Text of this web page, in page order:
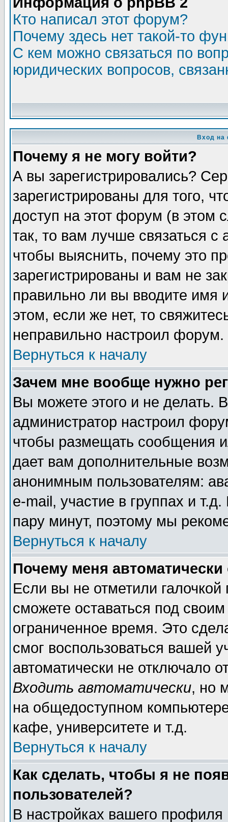
Кто написал этот форум?
Почему здесь нет такой-то
С кем можно связаться по
юридических вопросов,
Вход на
Почему я не могу войти?
А вы зарегистрировались?
зарегистрированы для того,
доступ на этот форум (в этом
так, то вам лучше связаться
чтобы выяснить, почему это
зарегистрированы и вам не
правильно ли вы вводите
этом, если же нет, то
неправильно настроил форум.
Вернуться к началу
Зачем мне вообще нужно
Вы можете этого и не делать.
администратор настроил
чтобы размещать сообщения
дает вам дополнительные
анонимным пользователям:
e-mail, участие в группах и
пару минут, поэтому мы
Вернуться к началу
Почему меня автоматически
Если вы не отметили галочкой
сможете оставаться под
ограниченное время. Это
смог воспользоваться вашей
автоматически не отключало
Входить автоматически, но
на общедоступном
кафе, университете и т.д.
Вернуться к началу
Как сделать, чтобы я не
пользователей?
В настройках вашего